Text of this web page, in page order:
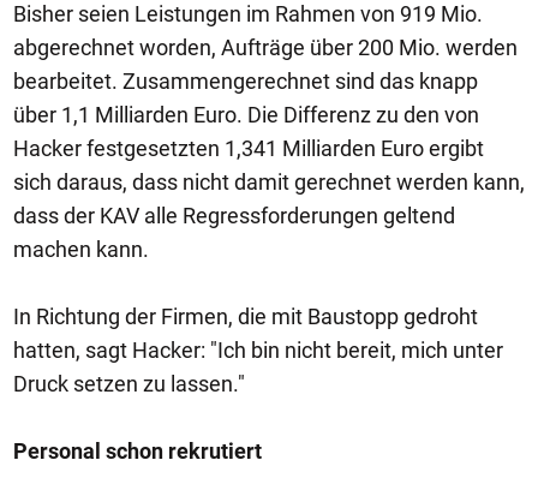
Bisher seien Leistungen im Rahmen von 919 Mio.
abgerechnet worden, Aufträge über 200 Mio. werden
bearbeitet. Zusammengerechnet sind das knapp
über 1,1 Milliarden Euro. Die Differenz zu den von
Hacker festgesetzten 1,341 Milliarden Euro ergibt
sich daraus, dass nicht damit gerechnet werden kann,
dass der KAV alle Regressforderungen geltend
machen kann.
In Richtung der Firmen, die mit Baustopp gedroht
hatten, sagt Hacker: "Ich bin nicht bereit, mich unter
Druck setzen zu lassen."
Personal schon rekrutiert